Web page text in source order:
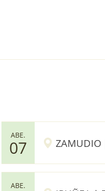
ABE.
07 ZAMUDIO
ABE.